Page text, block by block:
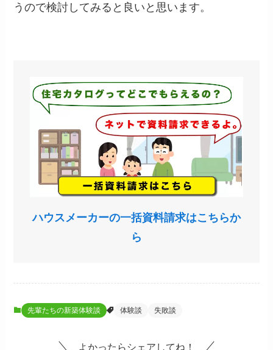
うので検討してみると良いと思います。
ハウスメーカーの一括資料請求はこちらか
ら
先輩たちの新築体験談 体験談 失敗談
よかったらシェアしてね！